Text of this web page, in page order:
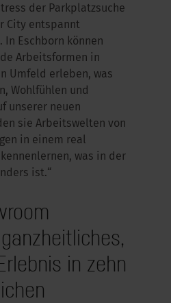
der Parkplatzsuche
City entspannt
In Eschborn können
Arbeitsformen in
Umfeld erleben, was
Wohlfühlen und
unserer neuen
sie Arbeitswelten von
in einem real
was in der
ist.“
in zehn